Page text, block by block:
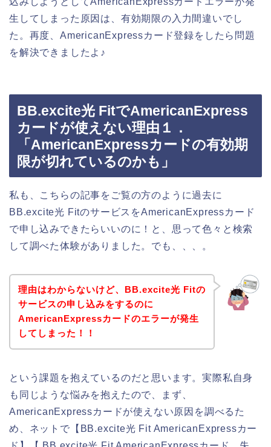
生してしまった原因は、有効期限の入力間違いでし
た。再度、AmericanExpressカード登録をしたら問題
を解決できましたよ♪
BB.excite光 FitでAmericanExpress
カードが使えない理由１．
「AmericanExpressカードの有効期
限が切れているのかも」
私も、こちらの記事をご覧の方のように過去に
BB.excite光 FitのサービスをAmericanExpressカード
で申し込みできたらいいのに！と、思って色々と検索
して調べた体験がありました。でも、、、。
理由はわからないけど、BB.excite光 Fitの
サービスの申し込みをするのに
AmericanExpressカードのエラーが発生
してしまった！！
という課題を抱えているのだと思います。実際私自身
も同じような悩みを抱えたので、まず、
AmericanExpressカードが使えない原因を調べるた
め、ネットで【BB.excite光 Fit AmericanExpressカー